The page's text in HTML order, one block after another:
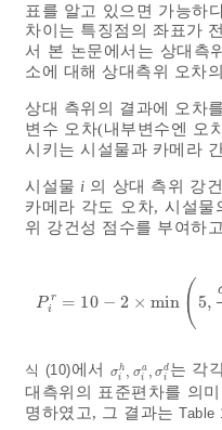
표를 알고 있으면 가능하
차이는 특징점의 좌표가
서 본 논문에서는 상대측
소에 대해 상대측위 오차
상대 측위의 결과에 오차
변수 오차(내부변수엔 오
시키는 시설물과 카메라
시설물 i 의 상대 측위 강
카메라 각도 오차, 시설
위 강건성 점수를 부여하
P r
i
= 10 − 2 × min ( 5,
Pi r= 10-2× m in 5
식 (10)에서 σh
i , σa
i , σd
i
σih ,σia,σid
는 각
대측위의 표준편차를 의
명하였고, 그 결과는 Table